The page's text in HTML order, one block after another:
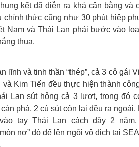
kết đã diễn ra khá cân bằng và
chính thức cũng như 30 phút hiệp
Nam và Thái Lan phải bước vào
thua.
lĩnh và tinh thần “thép”, cả 3 cô gái
và Kim Tiến đều thực hiện thành
Lan sút hỏng cả 3 lượt, trong đó
phá, 2 cú sút còn lại đều ra ngoài.
vào tay Thái Lan cách đây 2
nợ” đó để lên ngôi vô địch tại